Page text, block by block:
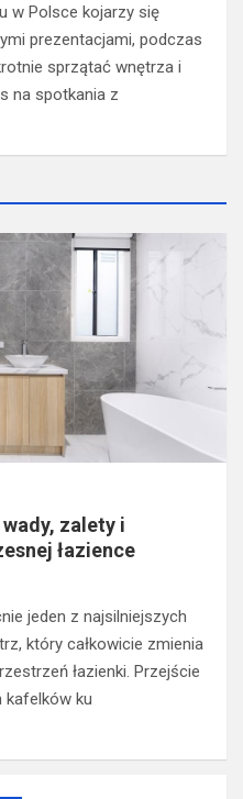
w Polsce kojarzy się
prezentacjami, podczas
sprzątać wnętrza i
na spotkania z
zalety i
łazience
jeden z najsilniejszych
który całkowicie zmienia
łazienki. Przejście
kafelków ku